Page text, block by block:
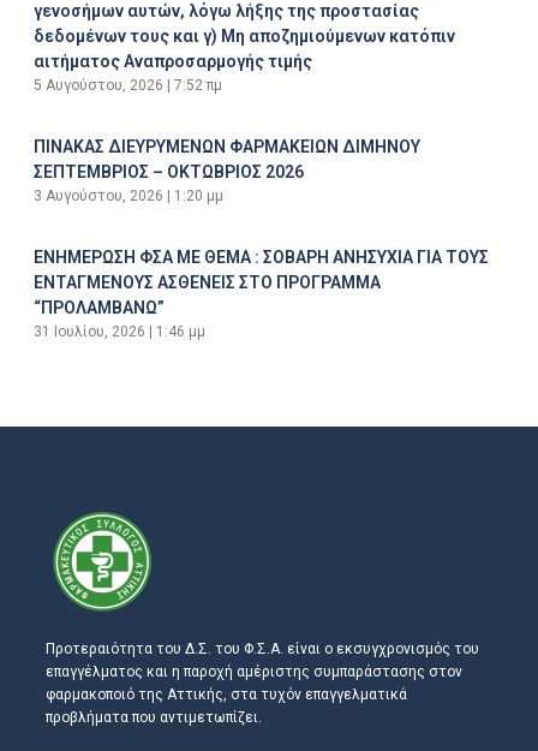
γενοσήμων αυτών, λόγω λήξης της προστασίας
δεδομένων τους και γ) Μη αποζημιούμενων κατόπιν
αιτήματος Αναπροσαρμογής τιμής
5 Αυγούστου, 2026 7:52 πμ
ΠΙΝΑΚΑΣ ΔΙΕΥΡΥΜΕΝΩΝ ΦΑΡΜΑΚΕΙΩΝ ΔΙΜΗΝΟΥ
ΣΕΠΤΕΜΒΡΙΟΣ – ΟΚΤΩΒΡΙΟΣ 2026
3 Αυγούστου, 2026 1:20 μμ
ΕΝΗΜΕΡΩΣΗ ΦΣΑ ΜΕ ΘΕΜΑ : ΣΟΒΑΡΗ ΑΝΗΣΥΧΙΑ ΓΙΑ ΤΟΥΣ
ΕΝΤΑΓΜΕΝΟΥΣ ΑΣΘΕΝΕΙΣ ΣΤΟ ΠΡΟΓΡΑΜΜΑ
“ΠΡΟΛΑΜΒΑΝΩ”
31 Ιουλίου, 2026 1:46 μμ
Προτεραιότητα του Δ.Σ. του Φ.Σ.Α. είναι ο εκσυγχρονισμός του
επαγγέλματος και η παροχή αμέριστης συμπαράστασης στον
φαρμακοποιό της Αττικής, στα τυχόν επαγγελματικά
προβλήματα που αντιμετωπίζει.